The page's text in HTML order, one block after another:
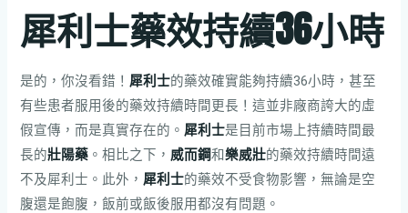
犀利士藥效持續36小時
是的，你沒看錯！ 犀利士的藥效確實能夠持續36小時，甚至
有些患者服用後的藥效持續時間更長！這並非廠商誇大的虛
假宣傳，而是真實存在的。 犀利士是目前市場上持續時間最
長的壯陽藥 。相比之下， 威而鋼和樂威壯的藥效持續時間遠
不及犀利士。此外， 犀利士的藥效不受食物影響，無論是空
腹還是飽腹，飯前或飯後服用都沒有問題。